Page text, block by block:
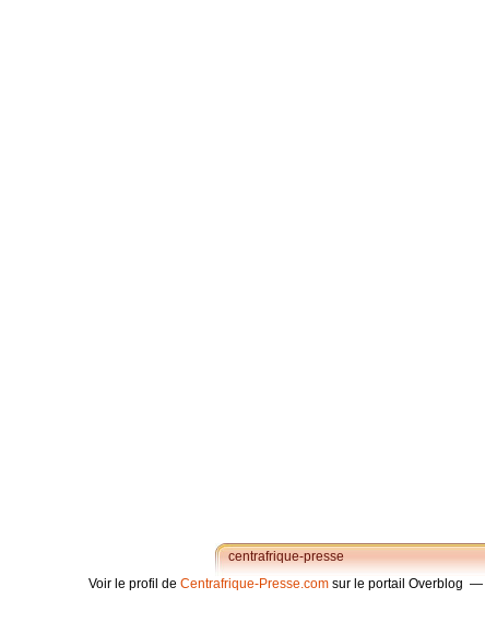
centrafrique-presse
Voir le profil de Centrafrique-Presse.com sur le portail Overblog